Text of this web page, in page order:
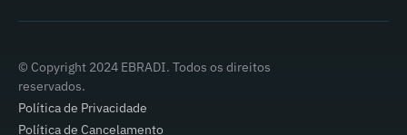
© Copyright 2024 EBRADI. Todos os direitos
reservados.
Política de Privacidade
Política de Cancelamento